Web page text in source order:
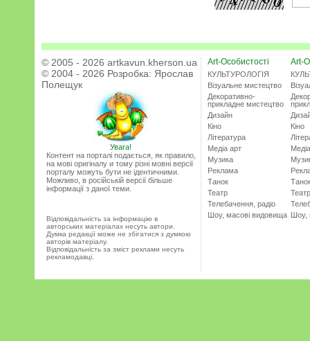
© 2005 - 2026 artkavun.kherson.ua
© 2004 - 2026 Розробка: Ярослав
Полещук
Увага!
Контент на порталі подається, як правило,
на мові оригіналу и тому різні мовні версії
порталу можуть бути не ідентичними.
Можливо, в російській версії більше
інформації з даної теми.
Відповідальність за інформацію в
авторських матеріалах несуть автори.
Думка редакції може не збігатися з думкою
авторів матеріалу.
Відповідальність за зміст реклами несуть
рекламодавці.
Art-Особистості
КУЛЬТУРОЛОГІЯ
Візуальне мистецтво
Декоративно-
прикладне мистецтво
Дизайн
Кіно
Література
Медіа арт
Музика
Реклама
Танок
Театр
Телебачення, радіо
Шоу, масові видовища
Art-
Кіно
Театр
Шоу,